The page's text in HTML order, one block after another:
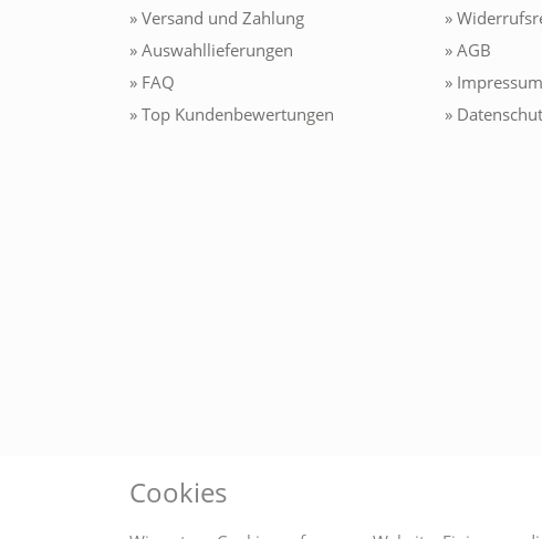
» Versand und Zahlung
» Auswahllieferungen
» FAQ
» Top Kundenbewertungen
»
» AGB
» Impressum
»
Cookies